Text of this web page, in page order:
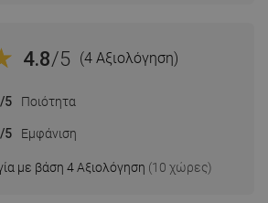
4.8/5 (4 Αξιολόγηση)
με βάση 4 Αξιολόγηση (10 χώρες)
/5 Ποιότητα
/5 Εμφάνιση